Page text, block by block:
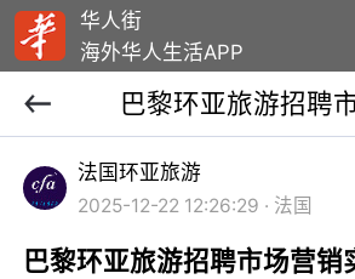
华人街
海外华人生活APP
法国环亚旅游
2025-12-22 12:26:29 · 法国
巴黎环亚旅游招聘市场营销